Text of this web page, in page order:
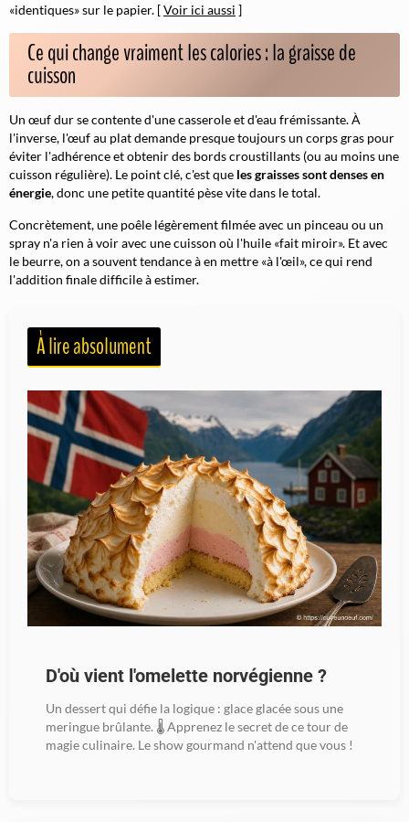
«identiques» sur le papier. [Voir ici aussi ]
Ce qui change vraiment les calories : la graisse de
cuisson
Un œuf dur se contente d'une casserole et d'eau frémissante. À
l'inverse, l'œuf au plat demande presque toujours un corps gras pour
éviter l'adhérence et obtenir des bords croustillants (ou au moins une
cuisson régulière). Le point clé, c'est que les graisses sont denses en
énergie, donc une petite quantité pèse vite dans le total.
Concrètement, une poêle légèrement filmée avec un pinceau ou un
spray n'a rien à voir avec une cuisson où l'huile «fait miroir». Et avec
le beurre, on a souvent tendance à en mettre «à l'œil», ce qui rend
l'addition finale difficile à estimer.
À lire absolument
D'où vient l'omelette norvégienne ?
Un dessert qui défie la logique : glace glacée sous une
meringue brûlante. 🌡️ Apprenez le secret de ce tour de
magie culinaire. Le show gourmand n'attend que vous !